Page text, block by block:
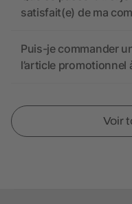
satisfait(e) de ma
Puis-je commander
l’article promotionnel
Voir